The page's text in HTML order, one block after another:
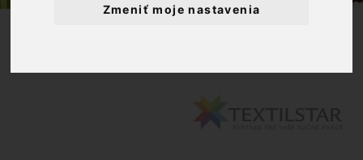
Zmeniť moje nastavenia